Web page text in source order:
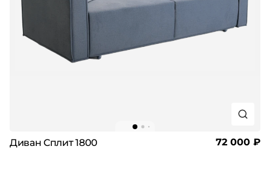
Диван Сплит 1800 72 000 ₽